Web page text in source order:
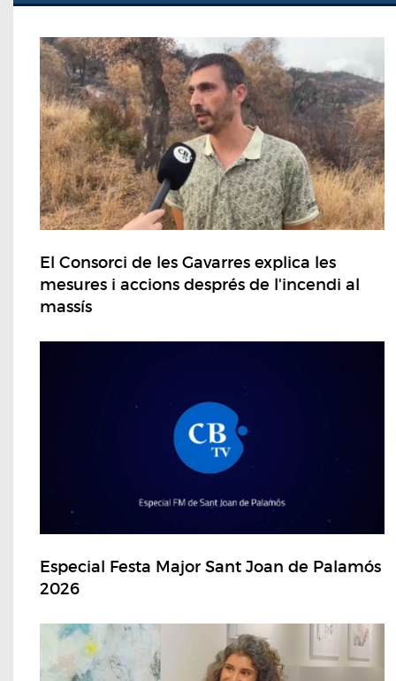
El Consorci de les Gavarres explica les
mesures i accions després de l'incendi al
massís
Especial Festa Major Sant Joan de Palamós
2026